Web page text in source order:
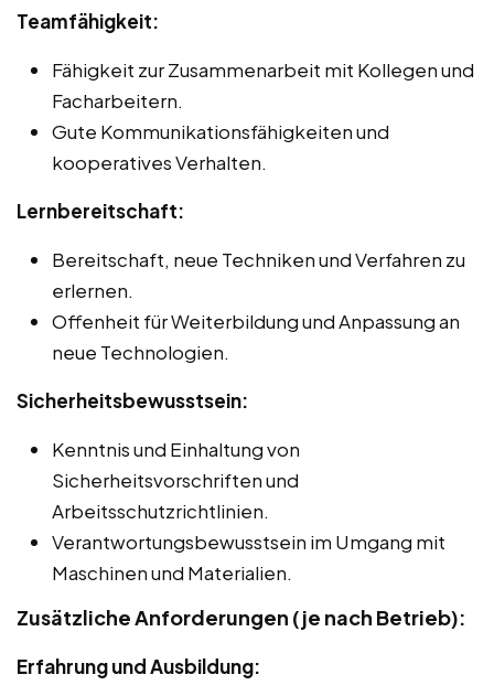
Teamfähigkeit:
Fähigkeit zur Zusammenarbeit mit Kollegen und
Facharbeitern.
Gute Kommunikationsfähigkeiten und
kooperatives Verhalten.
Lernbereitschaft:
Bereitschaft, neue Techniken und Verfahren zu
erlernen.
Offenheit für Weiterbildung und Anpassung an
neue Technologien.
Sicherheitsbewusstsein:
Kenntnis und Einhaltung von
Sicherheitsvorschriften und
Arbeitsschutzrichtlinien.
Verantwortungsbewusstsein im Umgang mit
Maschinen und Materialien.
Zusätzliche Anforderungen (je nach Betrieb):
Erfahrung und Ausbildung: